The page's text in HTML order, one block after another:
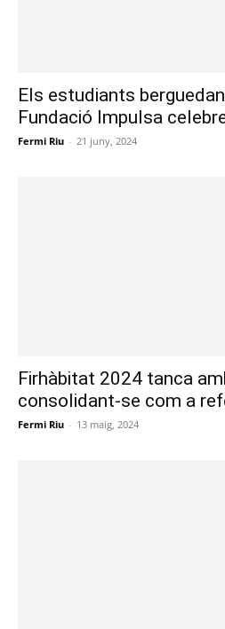
Els estudiants
Fundació Impulsa
Fermi Riu - 21 juny, 2024
Firhàbitat 2024 tanca
consolidant-se com a
Fermi Riu - 13 maig, 2024